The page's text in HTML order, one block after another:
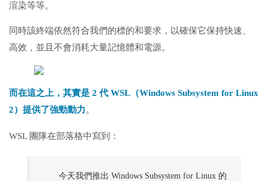
渲染等等。
同時該終端依然符合我們的標的和要求，以確保它保持快速、
高效，並且不會消耗大量記憶體和電源。
而在這之上，其實是 2 代 WSL（Windows Subsystem for Linux
2）提供了強勁動力。
WSL 團隊在部落格中寫到：
今天我們推出 Windows Subsystem for Linux 的